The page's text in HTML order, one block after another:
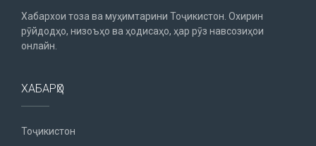
Хабархои тоза ва муҳимтарини Тоҷикистон. Охирин
рӯйдодҳо, низоъҳо ва ҳодисаҳо, ҳар рӯз навсозиҳои
онлайн.
ХАБАРҲО
Тоҷикистон